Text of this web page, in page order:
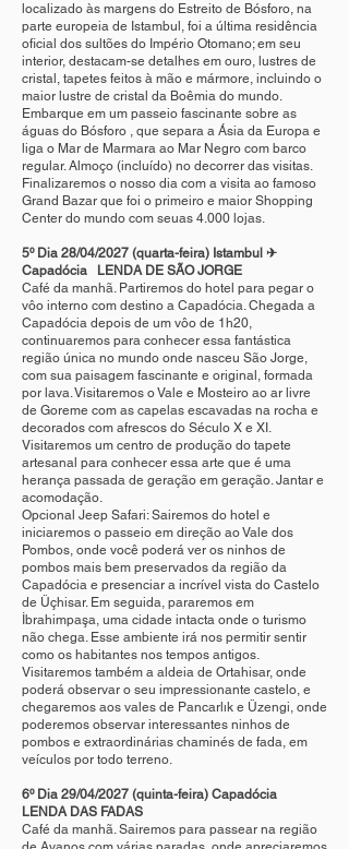
localizado às margens do Estreito de Bósforo, na
parte europeia de Istambul, foi a última residência
oficial dos sultões do Império Otomano; em seu
interior, destacam-se detalhes em ouro, lustres de
cristal, tapetes feitos à mão e mármore, incluindo o
maior lustre de cristal da Boêmia do mundo.
Embarque em um passeio fascinante sobre as
águas do Bósforo , que separa a Ásia da Europa e
liga o Mar de Marmara ao Mar Negro com barco
regular. Almoço (incluído) no decorrer das visitas.
Finalizaremos o nosso dia com a visita ao famoso
Grand Bazar que foi o primeiro e maior Shopping
Center do mundo com seuas 4.000 lojas.
5º Dia 28/04/2027 (quarta-feira) Istambul ✈
Capadócia LENDA DE SÃO JORGE
Café da manhã. Partiremos do hotel para pegar o
vôo interno com destino a Capadócia. Chegada a
Capadócia depois de um vôo de 1h20,
continuaremos para conhecer essa fantástica
região única no mundo onde nasceu São Jorge,
com sua paisagem fascinante e original, formada
por lava. Visitaremos o Vale e Mosteiro ao ar livre
de Goreme com as capelas escavadas na rocha e
decorados com afrescos do Século X e XI.
Visitaremos um centro de produção do tapete
artesanal para conhecer essa arte que é uma
herança passada de geração em geração. Jantar e
acomodação.
Opcional Jeep Safari: Sairemos do hotel e
iniciaremos o passeio em direção ao Vale dos
Pombos, onde você poderá ver os ninhos de
pombos mais bem preservados da região da
Capadócia e presenciar a incrível vista do Castelo
de Üçhisar. Em seguida, pararemos em
İbrahimpaşa, uma cidade intacta onde o turismo
não chega. Esse ambiente irá nos permitir sentir
como os habitantes nos tempos antigos.
Visitaremos também a aldeia de Ortahisar, onde
poderá observar o seu impressionante castelo, e
chegaremos aos vales de Pancarlık e Üzengi, onde
poderemos observar interessantes ninhos de
pombos e extraordinárias chaminés de fada, em
veículos por todo terreno.
6º Dia 29/04/2027 (quinta-feira) Capadócia
LENDA DAS FADAS
Café da manhã. Sairemos para passear na região